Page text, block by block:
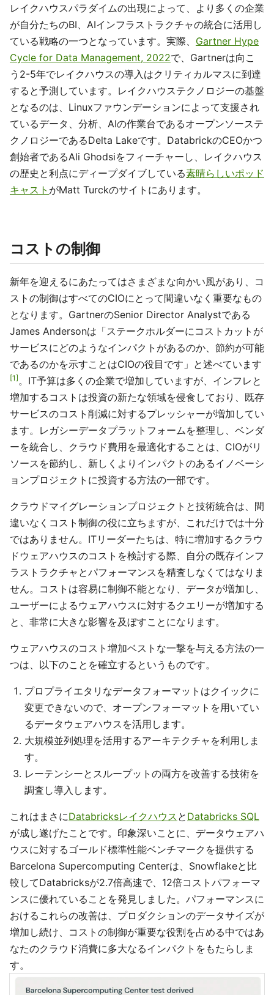
レイクハウスパラダイムの出現によって、より多くの企業
が自分たちのBI、AIインフラストラクチャの統合に活用し
ている戦略の一つとなっています。実際、 Gartner Hype
Cycle for Data Management, 2022で、Gartnerは向こ
う2-5年でレイクハウスの導入はクリティカルマスに到達
すると予測しています。レイクハウステクノロジーの基盤
となるのは、Linuxファウンデーションによって支援され
ているデータ、分析、AIの作業台であるオープンソーステ
クノロジーであるDelta Lakeです。DatabrickのCEOかつ
創始者であるAli Ghodsiをフィーチャーし、レイクハウス
の歴史と利点にディープダイブしている素晴らしいポッド
キャスト がMatt Turckのサイトにあります。
コストの制御
新年を迎えるにあたってはさまざまな向かい風があり、コ
ストの制御はすべてのCIOにとって間違いなく重要なもの
となります。GartnerのSenior Director Analystである
James Andersonは「ステークホルダーにコストカットが
サービスにどのようなインパクトがあるのか、節約が可能
であるのかを示すことはCIOの役目です」と述べています
1 。IT予算は多くの企業で増加していますが、インフレと
増加するコストは投資の新たな領域を侵食しており、既存
サービスのコスト削減に対するプレッシャーが増加してい
ます。レガシーデータプラットフォームを整理し、ベンダ
ーを統合し、クラウド費用を最適化することは、CIOがリ
ソースを節約し、新しくよりインパクトのあるイノベーシ
ョンプロジェクトに投資する方法の一部です。
クラウドマイグレーションプロジェクトと技術統合は、間
違いなくコスト制御の役に立ちますが、これだけでは十分
ではありません。ITリーダーたちは、特に増加するクラウ
ドウェアハウスのコストを検討する際、自分の既存インフ
ラストラクチャとパフォーマンスを精査しなくてはなりま
せん。コストは容易に制御不能となり、データが増加し、
ユーザーによるウェアハウスに対するクエリーが増加する
と、非常に大きな影響を及ぼすことになります。
ウェアハウスのコスト増加ベストな一撃を与える方法の一
つは、以下のことを確立するというものです。
プロプライエタリなデータフォーマットはクイックに
変更できないので、オープンフォーマットを用いてい
るデータウェアハウスを活用します。
大規模並列処理を活用するアーキテクチャを利用しま
す。
レーテンシーとスループットの両方を改善する技術を
調査し導入します。
これはまさにDatabricksレイクハウス と Databricks SQL
が成し遂げたことです。印象深いことに、データウェアハ
ウスに対するゴールド標準性能ベンチマークを提供する
Barcelona Supercomputing Centerは、Snowflakeと比
較してDatabricksが2.7倍高速で、12倍コストパフォーマ
ンスに優れていることを発見しました。パフォーマンスに
おけるこれらの改善は、プロダクションのデータサイズが
増加し続け、コストの制御が重要な役割を占める中ではあ
なたのクラウド消費に多大なるインパクトをもたらしま
す。